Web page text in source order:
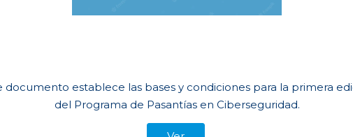
documento establece las bases y condiciones para la primera
del Programa de Pasantías en Ciberseguridad.